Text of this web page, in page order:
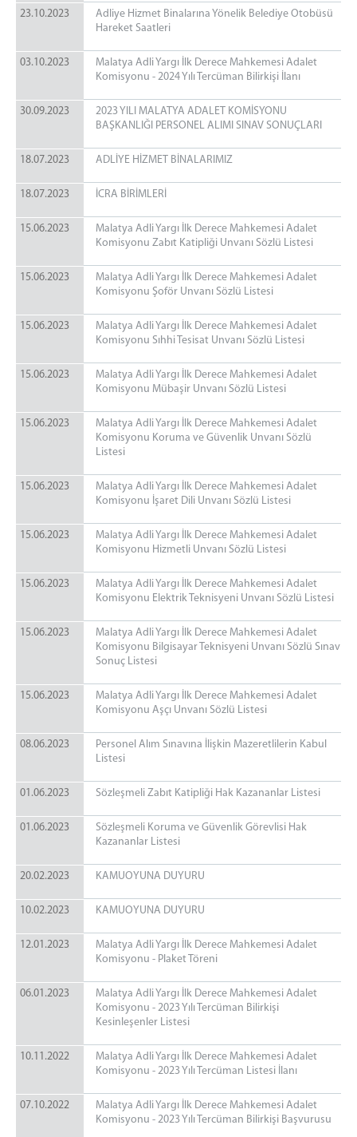
23.10.2023
Adliye Hizmet Binalarına Yönelik Belediye Otobüsü
Hareket Saatleri
03.10.2023
Malatya Adli Yargı İlk Derece Mahkemesi Adalet
Komisyonu - 2024 Yılı Tercüman Bilirkişi İlanı
30.09.2023
2023 YILI MALATYA ADALET KOMİSYONU
BAŞKANLIĞI PERSONEL ALIMI SINAV SONUÇLARI
18.07.2023 ADLİYE HİZMET BİNALARIMIZ
18.07.2023 İCRA BİRİMLERİ
15.06.2023
Malatya Adli Yargı İlk Derece Mahkemesi Adalet
Komisyonu Zabıt Katipliği Unvanı Sözlü Listesi
15.06.2023
Malatya Adli Yargı İlk Derece Mahkemesi Adalet
Komisyonu Şoför Unvanı Sözlü Listesi
15.06.2023
Malatya Adli Yargı İlk Derece Mahkemesi Adalet
Komisyonu Sıhhi Tesisat Unvanı Sözlü Listesi
15.06.2023
Malatya Adli Yargı İlk Derece Mahkemesi Adalet
Komisyonu Mübaşir Unvanı Sözlü Listesi
15.06.2023
Malatya Adli Yargı İlk Derece Mahkemesi Adalet
Komisyonu Koruma ve Güvenlik Unvanı Sözlü
Listesi
15.06.2023
Malatya Adli Yargı İlk Derece Mahkemesi Adalet
Komisyonu İşaret Dili Unvanı Sözlü Listesi
15.06.2023
Malatya Adli Yargı İlk Derece Mahkemesi Adalet
Komisyonu Hizmetli Unvanı Sözlü Listesi
15.06.2023
Malatya Adli Yargı İlk Derece Mahkemesi Adalet
Komisyonu Elektrik Teknisyeni Unvanı Sözlü Listesi
15.06.2023
Malatya Adli Yargı İlk Derece Mahkemesi Adalet
Komisyonu Bilgisayar Teknisyeni Unvanı Sözlü Sınav
Sonuç Listesi
15.06.2023
Malatya Adli Yargı İlk Derece Mahkemesi Adalet
Komisyonu Aşçı Unvanı Sözlü Listesi
08.06.2023
Personel Alım Sınavına İlişkin Mazeretlilerin Kabul
Listesi
01.06.2023 Sözleşmeli Zabıt Katipliği Hak Kazananlar Listesi
01.06.2023
Sözleşmeli Koruma ve Güvenlik Görevlisi Hak
Kazananlar Listesi
20.02.2023 KAMUOYUNA DUYURU
10.02.2023 KAMUOYUNA DUYURU
12.01.2023
Malatya Adli Yargı İlk Derece Mahkemesi Adalet
Komisyonu - Plaket Töreni
06.01.2023
Malatya Adli Yargı İlk Derece Mahkemesi Adalet
Komisyonu - 2023 Yılı Tercüman Bilirkişi
Kesinleşenler Listesi
10.11.2022
Malatya Adli Yargı İlk Derece Mahkemesi Adalet
Komisyonu - 2023 Yılı Tercüman Listesi İlanı
07.10.2022
Malatya Adli Yargı İlk Derece Mahkemesi Adalet
Komisyonu - 2023 Yılı Tercüman Bilirkişi Başvurusu